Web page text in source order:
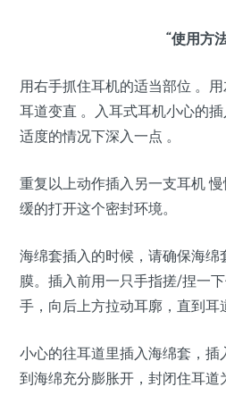
“使用方
用右手抓住耳机的适当部位 。
耳道变直 。入耳式耳机小心的
适度的情况下深入一点 。
重复以上动作插入另一支耳机
缓的打开这个密封环境。
海绵套插入的时候，请确保海绵
膜。插入前用一只手指搓/捏一
手，向后上方拉动耳廓，直到耳
小心的往耳道里插入海绵套，插
到海绵充分膨胀开，封闭住耳道